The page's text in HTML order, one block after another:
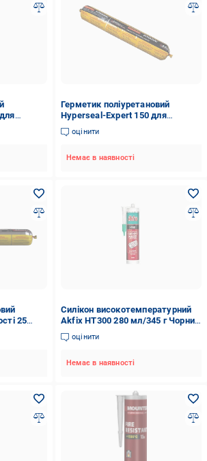
Герметик поліуретановий
Hyperseal-Expert 150 для
ущільнення та запечатування
швів 600 мл Чорний
оцінити
Немає в наявності
25
Силікон високотемпературний
Akfix HT300 280 мл/345 г Чорний
(SA078)
оцінити
Немає в наявності